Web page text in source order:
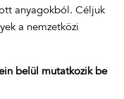
anyagokból. Céljuk
a nemzetközi
belül mutatkozik be